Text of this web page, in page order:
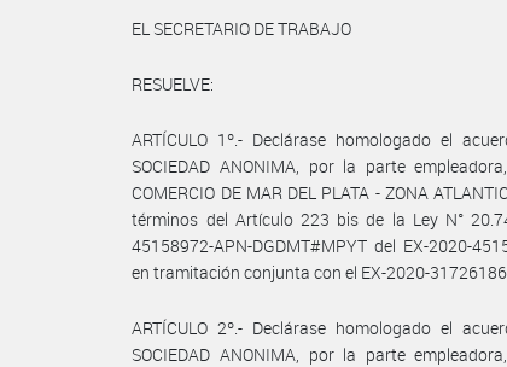
EL SECRETARIO DE TRABAJO
RESUELVE:
ARTÍCULO 1º.- Declárase homologado el
SOCIEDAD ANONIMA, por la parte
COMERCIO DE MAR DEL PLATA - ZONA
términos del Artículo 223 bis de la Ley N°
45158972-APN-DGDMT#MPYT del EX-2020-
en tramitación conjunta con el EX-2020-
ARTÍCULO 2º.- Declárase homologado el
SOCIEDAD ANONIMA, por la parte